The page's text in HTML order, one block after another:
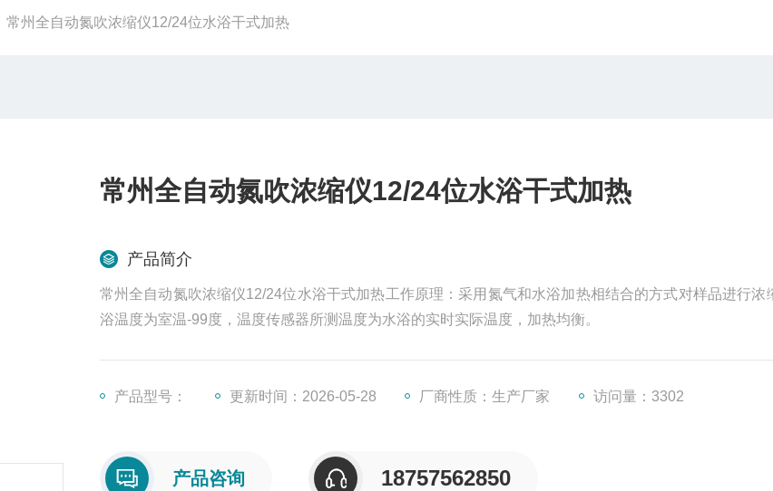
常州全自动氮吹浓缩仪12/24位水浴干式加热
常州全自动氮吹浓缩仪12/24位水浴干式加热
产品简介
常州全自动氮吹浓缩仪12/24位水浴干式加热工作原理：采用氮气和水浴加热相结合的方式对样品进行浓
浴温度为室温-99度，温度传感器所测温度为水浴的实时实际温度，加热均衡。
产品型号： 更新时间：2026-05-28 厂商性质：生产厂家 访问量：3302
产品咨询 18757562850